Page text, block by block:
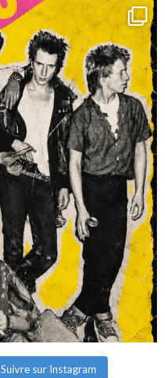
Suivre sur Instagram